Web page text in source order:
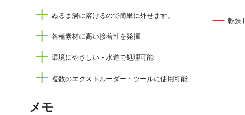
ぬるま湯に溶けるので簡単に外せます。
各種素材に高い接着性を発揮
環境にやさしい - 水道で処理可能
複数のエクストルーダー・ツールに使用可能
乾燥
メモ